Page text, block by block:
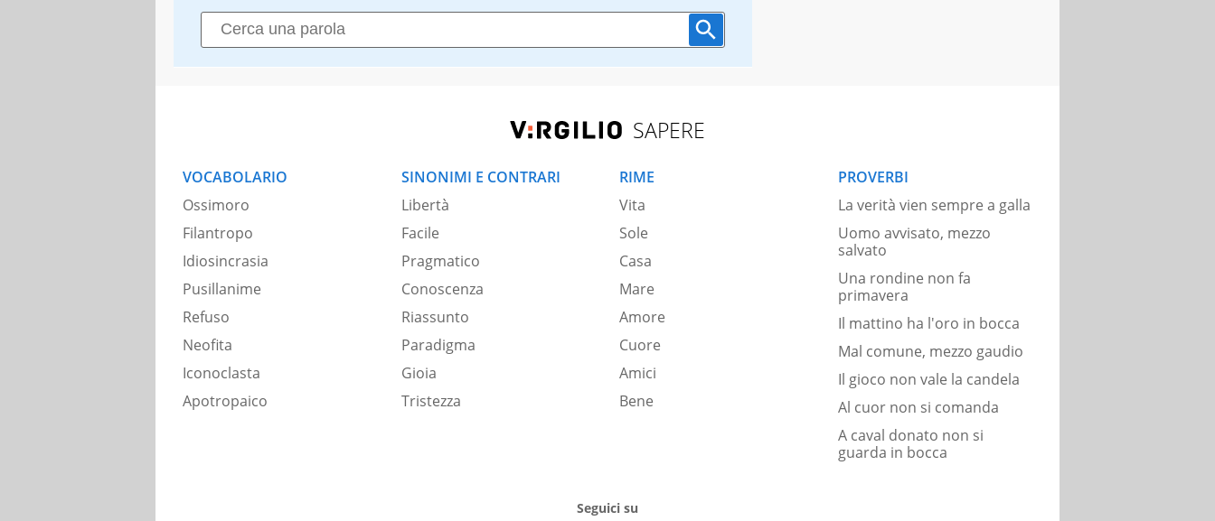
SAPERE
VOCABOLARIO
Ossimoro
Filantropo
Idiosincrasia
Pusillanime
Refuso
Neofita
Iconoclasta
Apotropaico
SINONIMI E CONTRARI
Libertà
Facile
Pragmatico
Conoscenza
Riassunto
Paradigma
Gioia
Tristezza
RIME
Vita
Sole
Casa
Mare
Amore
Cuore
Amici
Bene
PROVERBI
La verità vien sempre a galla
Uomo avvisato, mezzo
salvato
Una rondine non fa
primavera
Il mattino ha l'oro in bocca
Mal comune, mezzo gaudio
Il gioco non vale la candela
Al cuor non si comanda
A caval donato non si
guarda in bocca
Seguici su